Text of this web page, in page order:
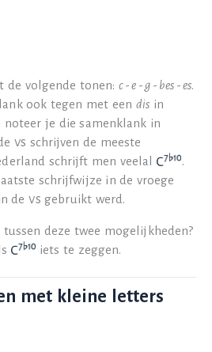
de volgende tonen:c-e - g - bes -es.
ook tegen met een dis in
noteer je die samenklank in
vs schrijven de meeste
schrijft men veelal
.
schrijfwijze in de vroege
devs gebruikt werd.
deze twee mogelijkheden?
iets te zeggen.
met kleine letters